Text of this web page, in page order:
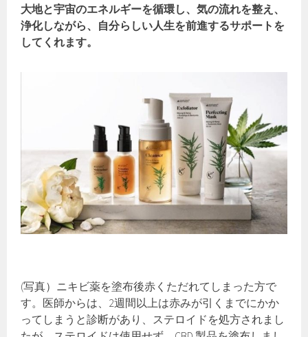
大地と宇宙のエネルギーを循環し、気の流れを整え、
浄化しながら、自分らしい人生を前進するサポートを
してくれます。
(写真）ニキビ薬を塗布後赤くただれてしまった方で
す。医師からは、2週間以上は赤みが引くまでにかか
ってしまうと診断があり、ステロイドを処方されまし